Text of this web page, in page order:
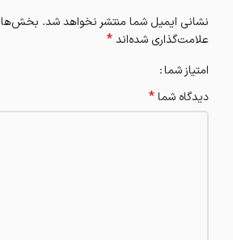
نشانی ایمیل شما منتشر نخواهد شد.
علامت‌گذاری شده‌اند*
امتیاز شما
دیدگاه شما*